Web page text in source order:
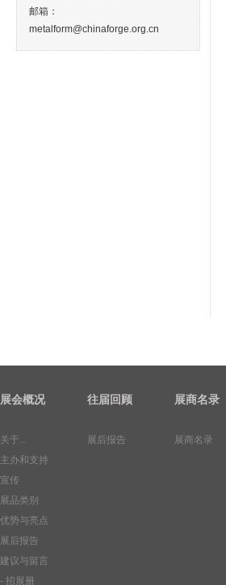
邮箱：
metalform@chinaforge.org.cn
展会概况
关于...
主办和支持
宣传
展品类别
优势与亮点
展后报告
建议与留言
- 招展册
往届回顾
展后报告
展商名录
展商名录